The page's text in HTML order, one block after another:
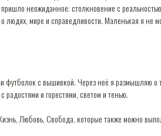
неожиданное: столкновение с
людях, мире и справедливости. Маленькая я не
футболок с вышивкой. Через неё я размышляю о
и горестями, светом и тенью.
Любовь, Свобода, которые также можно